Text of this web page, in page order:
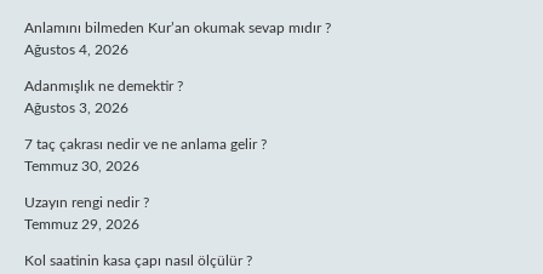
Anlamını bilmeden Kur’an okumak sevap mıdır ?
Ağustos 4, 2026
Adanmışlık ne demektir ?
Ağustos 3, 2026
7 taç çakrası nedir ve ne anlama gelir ?
Temmuz 30, 2026
Uzayın rengi nedir ?
Temmuz 29, 2026
Kol saatinin kasa çapı nasıl ölçülür ?